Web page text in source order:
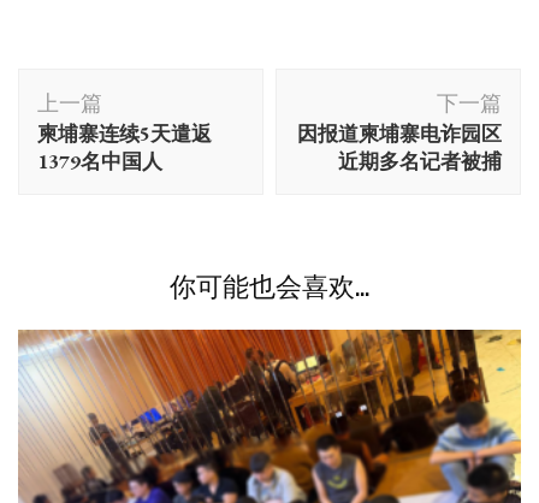
博
文
导
上一篇
柬埔寨连续5天遣返
1379名中国人
下一篇
因报道柬埔寨电诈园区
近期多名记者被捕
你可能也会喜欢...